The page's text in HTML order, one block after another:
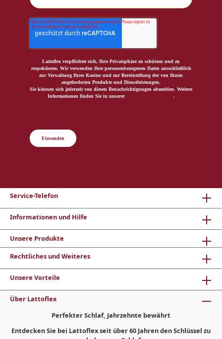
Lattoflex verpflichtet sich, Ihre Privatsphäre zu schützen und zu
respektieren. Wir verwenden Ihre personenbezogenen Daten ausschließlich
zur Verwaltung Ihres Kontos und zur Bereitstellung der von Ihnen
angeforderten Produkte und Dienstleistungen.
Sie können sich jederzeit von diesen Benachrichtigungen abmelden. Weitere
Informationen finden Sie in unserer
.
Einsenden
Service-Telefon
Informationen und Hilfe
Unsere Produkte
Rechtliches und Weiteres
Unsere Vorteile
Über Lattoflex
Perfekter Schlaf, Jahrzehnte bewährt
Entdecken Sie bei Lattoflex seit über 60 Jahren den Schlüssel zu